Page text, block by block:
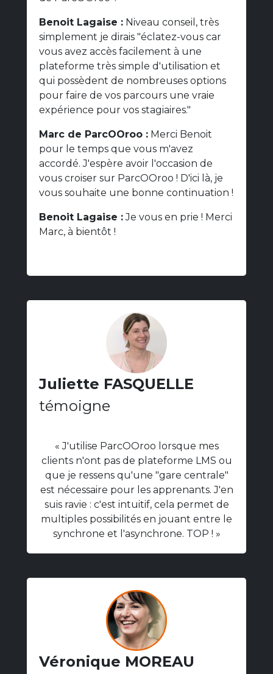
Benoit Lagaise : Niveau conseil, très
simplement je dirais "éclatez-vous car
vous avez accès facilement à une
plateforme très simple d'utilisation et
qui possèdent de nombreuses options
pour faire de vos parcours une vraie
expérience pour vos stagiaires."
Marc de ParcOOroo : Merci Benoit
pour le temps que vous m'avez
accordé. J'espère avoir l'occasion de
vous croiser sur ParcOOroo ! D'ici là, je
vous souhaite une bonne continuation !
Benoit Lagaise :Je vous en prie ! Merci
Marc, à bientôt !
Juliette FASQUELLE
témoigne
« J'utilise ParcOOroo lorsque mes
clients n'ont pas de plateforme LMS ou
que je ressens qu'une "gare centrale"
est nécessaire pour les apprenants. J'en
suis ravie : c'est intuitif, cela permet de
multiples possibilités en jouant entre le
synchrone et l'asynchrone. TOP ! »
Véronique MOREAU